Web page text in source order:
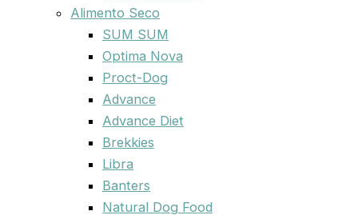
Alimento Seco
SUM SUM
Optima Nova
Proct-Dog
Advance
Advance Diet
Brekkies
Libra
Banters
Natural Dog Food